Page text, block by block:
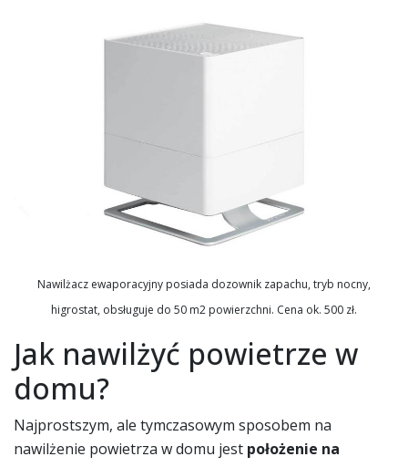
Nawilżacz ewaporacyjny posiada dozownik zapachu, tryb nocny,
higrostat, obsługuje do 50 m2 powierzchni. Cena ok. 500 zł.
Jak nawilżyć powietrze w
domu?
Najprostszym, ale tymczasowym sposobem na
nawilżenie powietrza w domu jest położenie na